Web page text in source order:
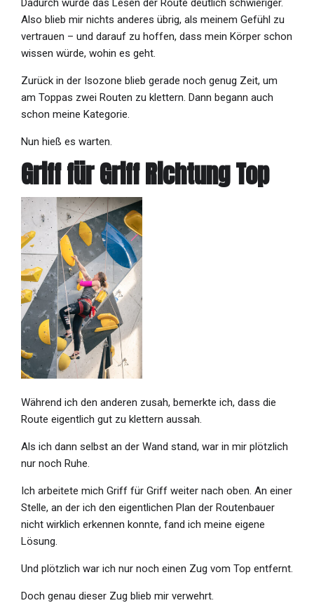
Dadurch wurde das Lesen der Route deutlich schwieriger.
Also blieb mir nichts anderes übrig, als meinem Gefühl zu
vertrauen – und darauf zu hoffen, dass mein Körper schon
wissen würde, wohin es geht.
Zurück in der Isozone blieb gerade noch genug Zeit, um
am Toppas zwei Routen zu klettern. Dann begann auch
schon meine Kategorie.
Nun hieß es warten.
Griff für Griff Richtung Top
Während ich den anderen zusah, bemerkte ich, dass die
Route eigentlich gut zu klettern aussah.
Als ich dann selbst an der Wand stand, war in mir plötzlich
nur noch Ruhe.
Ich arbeitete mich Griff für Griff weiter nach oben. An einer
Stelle, an der ich den eigentlichen Plan der Routenbauer
nicht wirklich erkennen konnte, fand ich meine eigene
Lösung.
Und plötzlich war ich nur noch einen Zug vom Top entfernt.
Doch genau dieser Zug blieb mir verwehrt.